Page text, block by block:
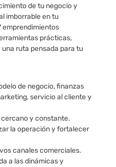
de tu negocio y
imborrable en tu
emprendimientos
prácticas,
ruta pensada para tu
de negocio, finanzas
servicio al cliente y
y constante.
la operación y fortalecer
canales comerciales.
a las dinámicas y